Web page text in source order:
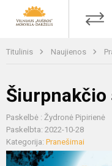
Titulinis Naujienos
Paskelbė : Žydronė Pipirienė
Paskelbta: 2022-10-28
Kategorija: Pranešimai